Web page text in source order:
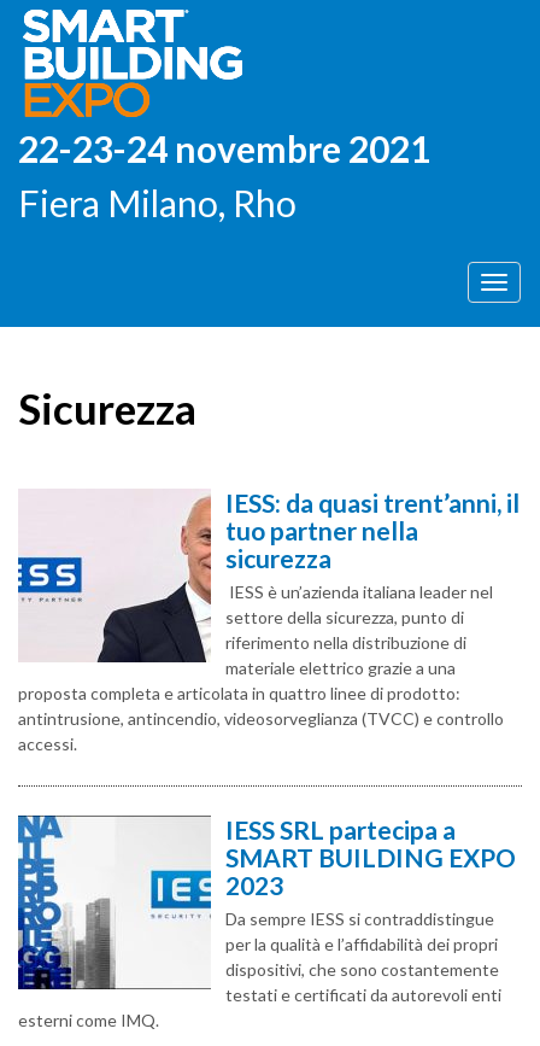
22-23-24 novembre 2021
Fiera Milano, Rho
Menù
Sicurezza
IESS: da quasi trent’anni, il
tuo partner nella
sicurezza
IESS è un’azienda italiana leader nel
settore della sicurezza, punto di
riferimento nella distribuzione di
materiale elettrico grazie a una
proposta completa e articolata in quattro linee di prodotto:
antintrusione, antincendio, videosorveglianza (TVCC) e controllo
accessi.
IESS SRL partecipa a
SMART BUILDING EXPO
2023
Da sempre IESS si contraddistingue
per la qualità e l’affidabilità dei propri
dispositivi, che sono costantemente
testati e certificati da autorevoli enti
esterni come IMQ.